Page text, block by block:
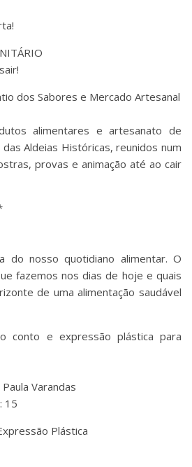
dos Sabores e Mercado Artesanal
alimentares e artesanato de
Aldeias Históricas, reunidos num
provas e animação até ao cair
do nosso quotidiano alimentar. O
fazemos nos dias de hoje e quais
de uma alimentação saudável
conto e expressão plástica para
Varandas
15
Plástica